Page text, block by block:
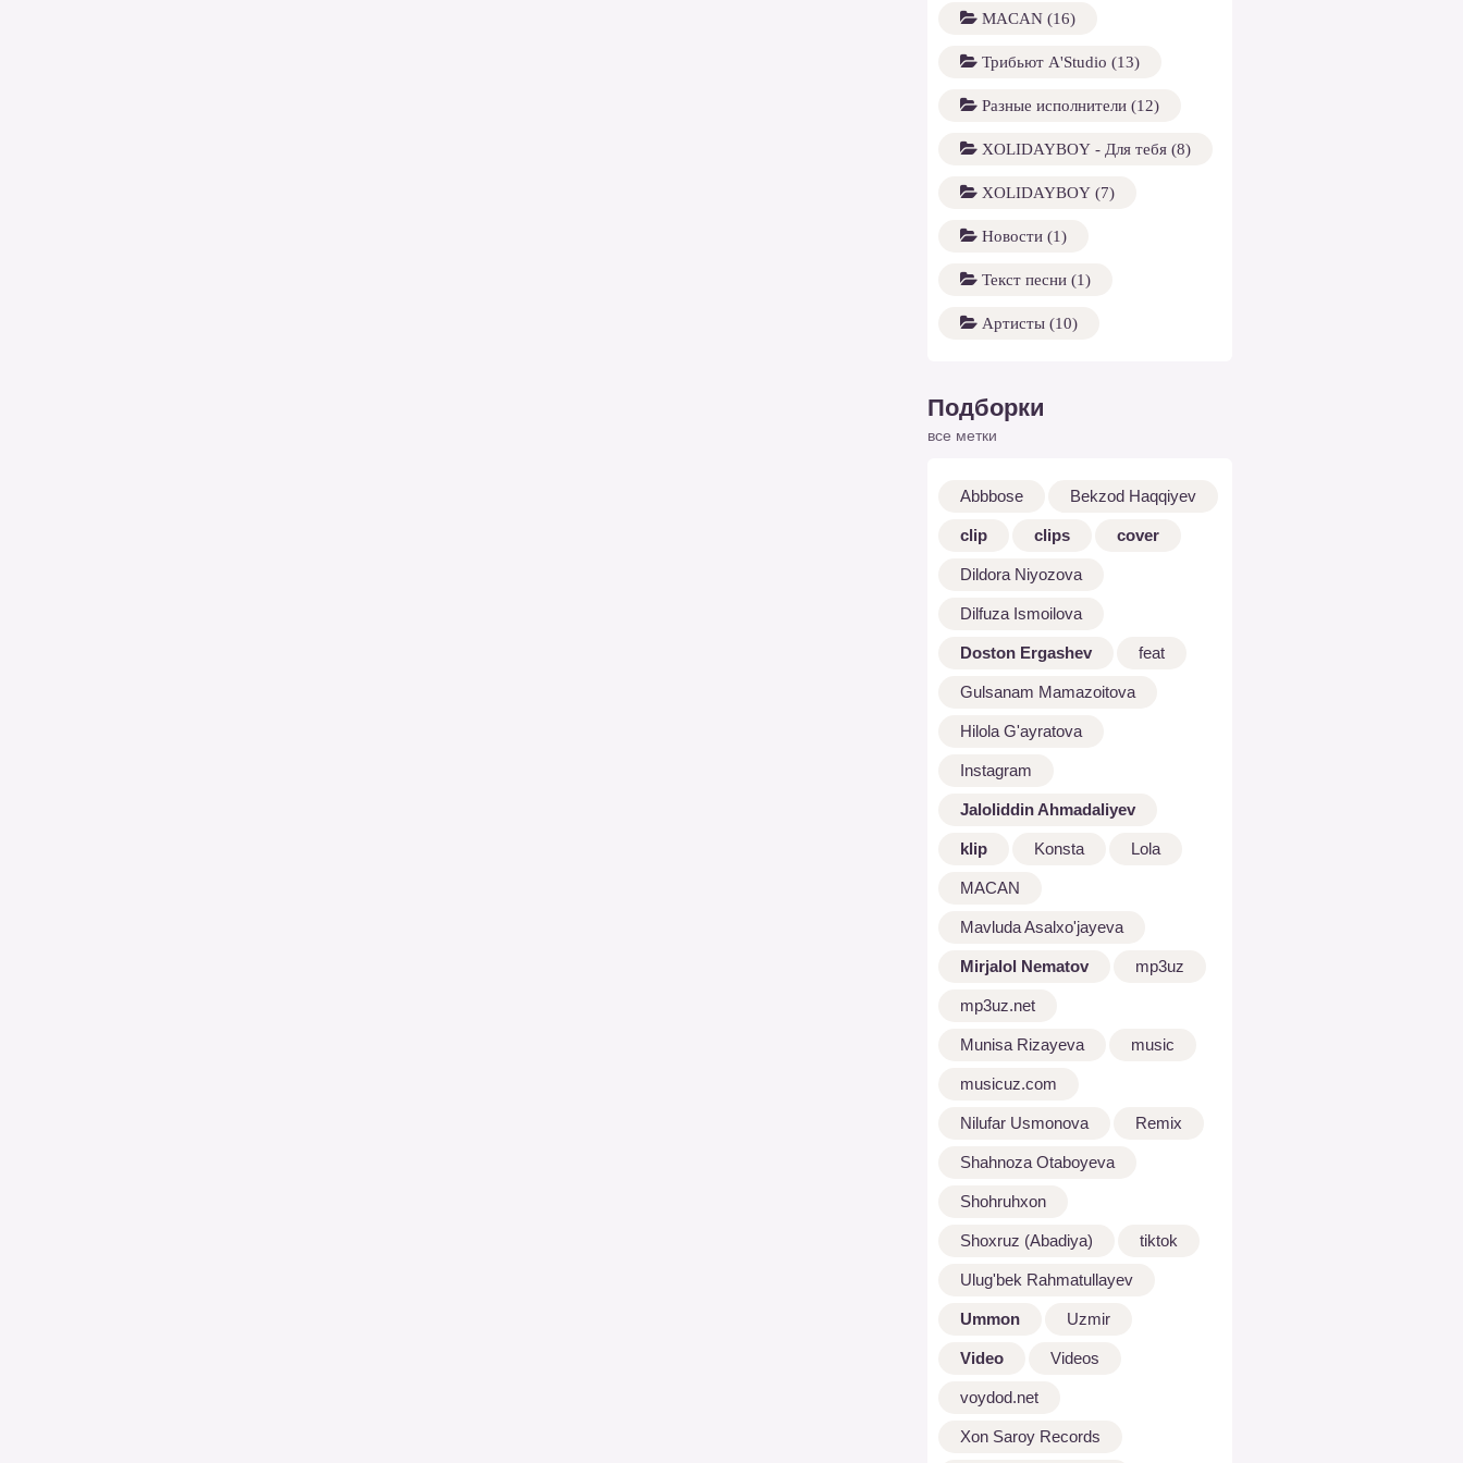
MACAN (16)
Трибьют A'Studio (13)
Разные исполнители (12)
XOLIDAYBOY - Для тебя (8)
XOLIDAYBOY (7)
Новости (1)
Текст песни (1)
Артисты (10)
Подборки
все метки
Abbbose Bekzod Haqqiyev
clip clips cover
Dildora Niyozova
Dilfuza Ismoilova
Doston Ergashev feat
Gulsanam Mamazoitova
Hilola G'ayratova
Instagram
Jaloliddin Ahmadaliyev
klip Konsta Lola
MACAN
Mavluda Asalxo'jayeva
Mirjalol Nematov mp3uz
mp3uz.net
Munisa Rizayeva music
musicuz.com
Nilufar Usmonova Remix
Shahnoza Otaboyeva
Shohruhxon
Shoxruz (Abadiya) tiktok
Ulug'bek Rahmatullayev
Ummon Uzmir
Video Videos
voydod.net
Xon Saroy Records